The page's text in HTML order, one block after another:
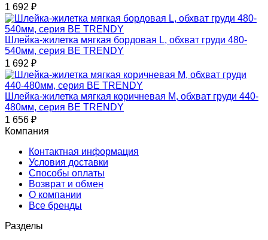
1 692 ₽
Шлейка-жилетка мягкая бордовая L, обхват груди 480-
540мм, серия BE TRENDY
1 692 ₽
Шлейка-жилетка мягкая коричневая M, обхват груди 440-
480мм, серия BE TRENDY
1 656 ₽
Компания
Контактная информация
Условия доставки
Способы оплаты
Возврат и обмен
О компании
Все бренды
Разделы